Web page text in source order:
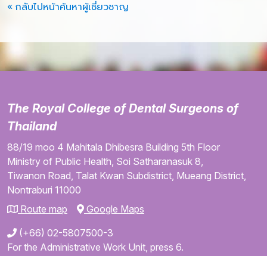
« กลับไปหน้าค้นหาผู้เชี่ยวชาญ
The Royal College of Dental Surgeons of
Thailand
88/19 moo 4 Mahitala Dhibesra Building 5th Floor
Ministry of Public Health, Soi Satharanasuk 8,
Tiwanon Road, Talat Kwan Subdistrict, Mueang District,
Nontraburi 11000
Route map
Google Maps
(+66) 02-5807500-3
For the Administrative Work Unit, press 6.